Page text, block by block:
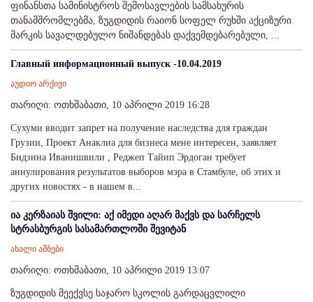
ფინანსთა სამინისტროს შემოსავლების სამსახურის
თანამშრომლებმა, ზუგდიდის რაიონ სოფელ რუხში აქციზური
მარკის სავალდებულო ნიშანდებას დაქვემდებარებული, ...
Главный информационный выпуск -10.04.2019
აუდიო არქივი
თარიღი: ოთხშაბათი, 10 აპრილი 2019 16:28
Сухуми вводит запрет на получение наследства для граждан
Грузии, Проект Анаклиа для бизнеса мене интересен, заявляет
Бидзина Иванишвили , Реджеп Тайип Эрдоган требует
аннулирования результатов выборов мэра в Стамбуле, об этих и
других новостях - в нашем в...
ია კერზაიას შვილი: აქ იმედი აღარ მაქვს და სარჩელს
სტრასბურგის სასამართლოში შევიტან
ახალი ამბები
თარიღი: ოთხშაბათი, 10 აპრილი 2019 13:07
ზუგდიდის მეექვსე საჯარო სკოლის გარდაცვლილი